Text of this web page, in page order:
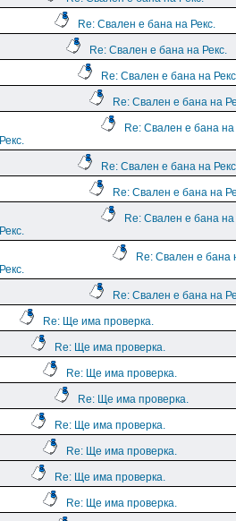
Re: Свален е бана на Рекс.
Re: Свален е бана на Рекс.
Re: Свален е бана на
Re: Свален е бана на
Re: Свален е бана на
Рекс.
Re: Свален е бана на
Re: Свален е бана на
Re: Свален е бана на
Рекс.
Re: Свален е бана
Рекс.
Re: Свален е бана на
Re: Ще има проверка.
Re: Ще има проверка.
Re: Ще има проверка.
Re: Ще има проверка.
Re: Ще има проверка.
Re: Ще има проверка.
Re: Ще има проверка.
Re: Ще има проверка.